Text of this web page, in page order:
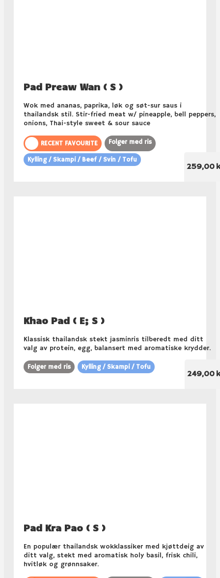
Pad Preaw Wan ( S )
Wok med ananas, paprika, løk og søt-sur saus i
thailandsk stil. Stir-fried meat w/ pineapple, bell peppers,
onions, Thai-style sweet & sour sauce
RECENT FAVOURITE Folger med ris
Kylling / Skampi / Beef / Svin / Tofu
259,00
Khao Pad ( E; S )
Klassisk thailandsk stekt jasminris tilberedt med ditt
valg av protein, egg, balansert med aromatiske krydder.
Folger med ris Kylling / Skampi / Tofu
249,00
Pad Kra Pao ( S )
En populær thailandsk wokklassiker med kjøttdeig av
ditt valg, stekt med aromatisk holy basil, frisk chili,
hvitløk og grønnsaker.